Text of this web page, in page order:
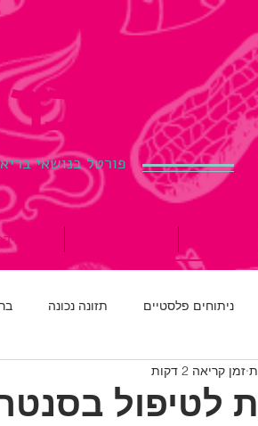
פורטל בנושאי
הריון
ניתוחים פלסטיים תזונה נכונה
על המדף
לטיפול
זמן קריאה 2 דקות